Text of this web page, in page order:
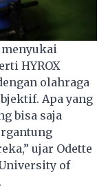
HYROX
olahraga
Apa yang
bisa saja
ujar Odette
of